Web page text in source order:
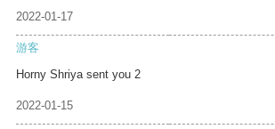
2022-01-17
游客
Horny Shriya sent you 2
2022-01-15